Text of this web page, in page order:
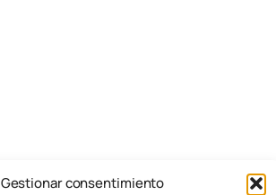
Gestionar consentimiento